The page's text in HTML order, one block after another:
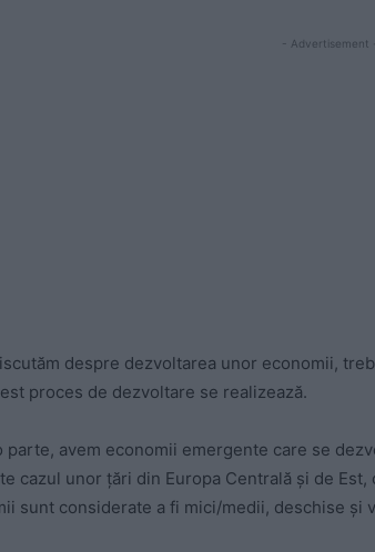
- Advertisement -
despre dezvoltarea unor economii,
proces de dezvoltare se realizează.
parte, avem economii emergente care se
cazul unor țări din Europa Centrală și de
sunt considerate a fi mici/medii, deschise și